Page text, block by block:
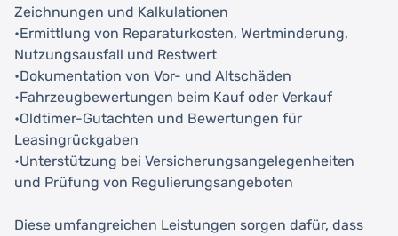
Zeichnungen und Kalkulationen
•Ermittlung von Reparaturkosten, Wertminderung,
Nutzungsausfall und Restwert
•Dokumentation von Vor- und Altschäden
•Fahrzeugbewertungen beim Kauf oder Verkauf
•Oldtimer-Gutachten und Bewertungen für
Leasingrückgaben
•Unterstützung bei Versicherungsangelegenheiten
und Prüfung von Regulierungsangeboten
Diese umfangreichen Leistungen sorgen dafür, dass